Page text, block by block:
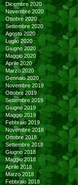
Dicembre 2020
Novembre 2020
Ottobre 2020
Settembre 2020
Agosto 2020
Luglio 2020
Giugno 2020
Maggio 2020
Aprile 2020
Marzo 2020
Gennaio 2020
Novembre 2019
Ottobre 2019
Settembre 2019
Giugno 2019
Maggio 2019
Febbraio 2019
Novembre 2018
Ottobre 2018
Settembre 2018
Giugno 2018
Maggio 2018
Aprile 2018
Marzo 2018
Febbraio 2018